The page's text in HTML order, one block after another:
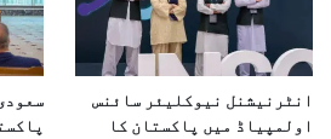
انٹرنیشنل نیوکلیئر سائنس
اولمپیاڈ میں پاکستان کا